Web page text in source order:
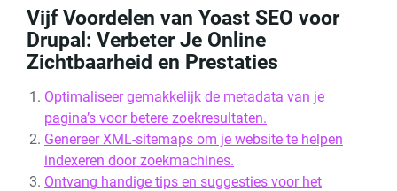
Vijf Voordelen van Yoast SEO voor
Drupal: Verbeter Je Online
Zichtbaarheid en Prestaties
Optimaliseer gemakkelijk de metadata van je
pagina’s voor betere zoekresultaten.
Genereer XML-sitemaps om je website te helpen
indexeren door zoekmachines.
Ontvang handige tips en suggesties voor het